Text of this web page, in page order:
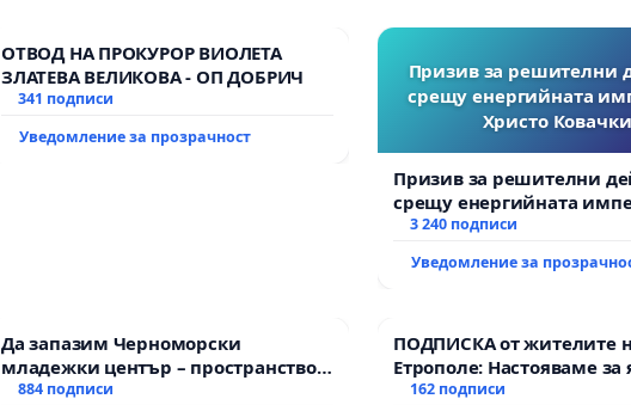
ОТВОД НА ПРОКУРОР ВИОЛЕТА
ЗЛАТЕВА ВЕЛИКОВА - ОП ДОБРИЧ
341 подписи
Уведомление за прозрачност
Призив за решителни
срещу енергийната
Христо
Призив за решителни
срещу енергийната
Христо Ковачки!
3 240 подписи
Уведомление за
Да запазим Черноморски
младежки център – пространство
за младите на Варна
884 подписи
ПОДПИСКА от жителите
Етрополе: Настояваме за
гаранции от “Елаците-
162 подписи